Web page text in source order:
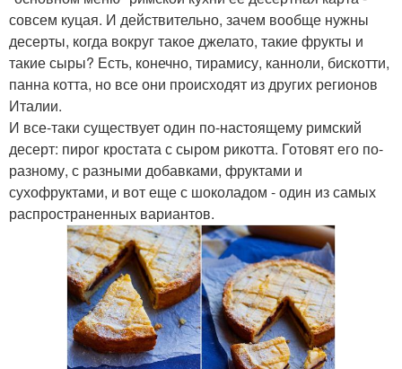
совсем куцая. И действительно, зачем вообще нужны
десерты, когда вокруг такое джелато, такие фрукты и
такие сыры? Есть, конечно, тирамису, канноли, бискотти,
панна котта, но все они происходят из других регионов
Италии.
И все-таки существует один по-настоящему римский
десерт: пирог кростата с сыром рикотта. Готовят его по-
разному, с разными добавками, фруктами и
сухофруктами, и вот еще с шоколадом - один из самых
распространенных вариантов.